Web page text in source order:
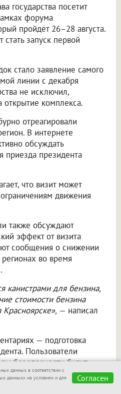
государства посетит
форума
пройдёт 26–28 августа.
запуск первой
стало заявление самого
линии с декабря
не исключил,
открытие комплекса.
отреагировали
В интернете
обсуждать
приезда президента
что визит может
движения
также обсуждают
эффект от визита
сообщения о снижении
во время
канистрами для бензина,
стоимости бензина
— написал
— подготовка
Пользователи
безопасности будут
на привычный ритм
данных в соответствии с
данных» на условиях и для
Согласен